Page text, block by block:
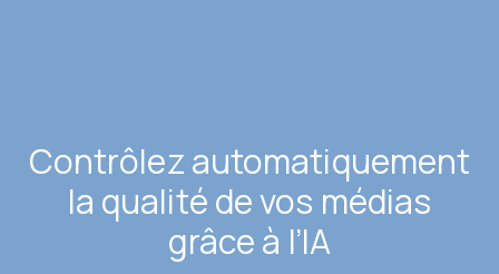
Contrôlez automatiquement
la qualité de vos médias
grâce à l’IA